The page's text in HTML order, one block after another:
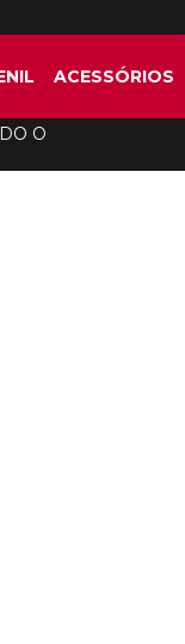
ACESSÓRIOS
O